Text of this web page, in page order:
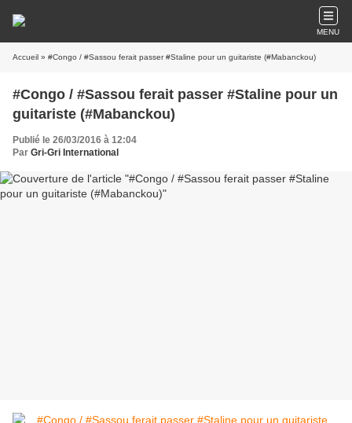
MENU
Accueil » #Congo / #Sassou ferait passer #Staline pour un guitariste (#Mabanckou)
#Congo / #Sassou ferait passer #Staline pour un
guitariste (#Mabanckou)
Publié le 26/03/2016 à 12:04
Par Gri-Gri International